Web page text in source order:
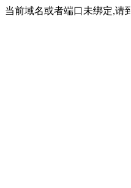
当前域名或者端口未绑定,请